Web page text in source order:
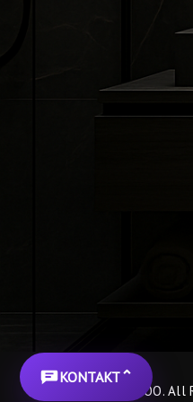
© BGA KERAMIKA DOO.
KONTAKT⌃